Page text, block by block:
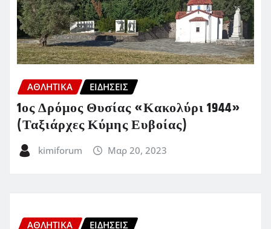
ΑΘΛΗΤΙΚΑ ΕΙΔΗΣΕΙΣ
1ος Δρόμος Θυσίας «Κακολύρι 1944»
(Ταξιάρχες Κύμης Ευβοίας)
kimiforum Μαρ 20, 2023
ΑΘΛΗΤΙΚΑ ΕΙΔΗΣΕΙΣ